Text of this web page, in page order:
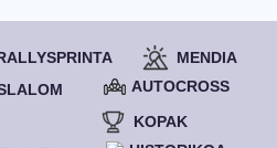
MENDIA
AUTOCROSS
KOPAK